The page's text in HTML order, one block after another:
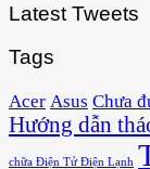
Latest Tweets
Tags
Acer Asus Chưa
Hướng dẫn
chữa Điện Tử Điện Lạnh